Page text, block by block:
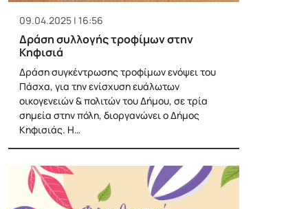
09.04.2025 | 16:56
Δράση συλλογής τροφίμων στην
Κηφισιά
Δράση συγκέντρωσης τροφίμων ενόψει του
Πάσχα, για την ενίσχυση ευάλωτων
οικογενειών & πολιτών του Δήμου, σε τρία
σημεία στην πόλη, διοργανώνει ο Δήμος
Κηφισιάς. Η…